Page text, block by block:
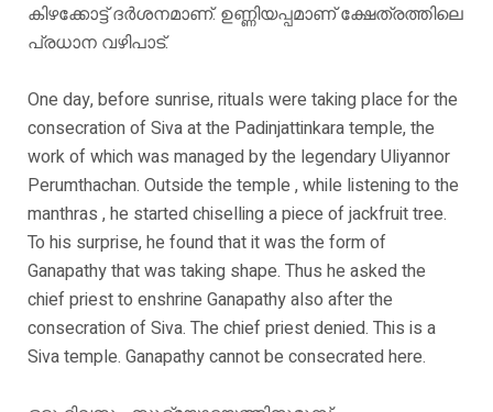
കിഴക്കോട്ട് ദർശനമാണ്. ഉണ്ണിയപ്പമാണ് ക്ഷേത്രത്തിലെ
പ്രധാന വഴിപാട്.
One day, before sunrise, rituals were taking place for the
consecration of Siva at the Padinjattinkara temple, the
work of which was managed by the legendary Uliyannor
Perumthachan. Outside the temple , while listening to the
manthras , he started chiselling a piece of jackfruit tree.
To his surprise, he found that it was the form of
Ganapathy that was taking shape. Thus he asked the
chief priest to enshrine Ganapathy also after the
consecration of Siva. The chief priest denied. This is a
Siva temple. Ganapathy cannot be consecrated here.